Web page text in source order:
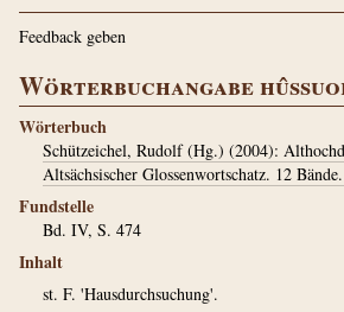
Feedback geben
Wörterbuchangabe
Wörterbuch
Schützeichel, Rudolf (Hg.) (2004):
Altsächsischer Glossenwortschatz. 12
Fundstelle
Bd. IV, S. 474
Inhalt
st. F. 'Hausdurchsuchung'.